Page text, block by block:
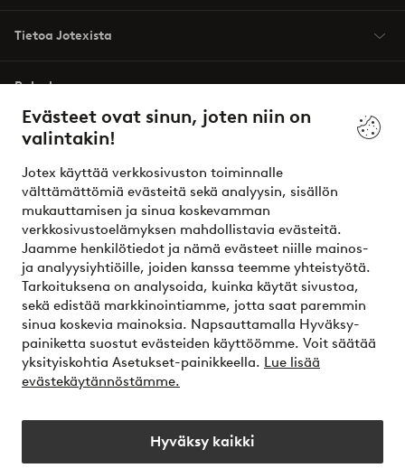
Evästeet ovat sinun, joten niin on
valintakin!
Jotex käyttää verkkosivuston toiminnalle
välttämättömiä evästeitä sekä analyysin, sisällön
mukauttamisen ja sinua koskevamman
verkkosivustoelämyksen mahdollistavia evästeitä.
Jaamme henkilötiedot ja nämä evästeet niille mainos-
ja analyysiyhtiöille, joiden kanssa teemme yhteistyötä.
Tarkoituksena on analysoida, kuinka käytät sivustoa,
sekä edistää markkinointiamme, jotta saat paremmin
sinua koskevia mainoksia. Napsauttamalla Hyväksy-
painiketta suostut evästeiden käyttöömme. Voit säätää
yksityiskohtia Asetukset-painikkeella. Lue lisää
evästekäytännöstämme.
Hyväksy kaikki
Tietoa Jotexista
Palvelumme
Ehdot
Ystävät
Turvalliset maksut – maksa nyt tai erissä
Haluatko tietää lisää maksuvaihtoehdoistamme?
elpy